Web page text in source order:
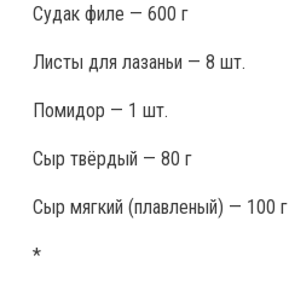
Судак филе — 600 г
Листы для лазаньи — 8 шт.
Помидор — 1 шт.
Сыр твёрдый — 80 г
Сыр мягкий (плавленый) — 100 г
*